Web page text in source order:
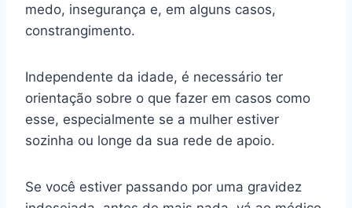
medo, insegurança e, em alguns casos,
constrangimento.
Independente da idade, é necessário ter
orientação sobre o que fazer em casos como
esse, especialmente se a mulher estiver
sozinha ou longe da sua rede de apoio.
Se você estiver passando por uma gravidez